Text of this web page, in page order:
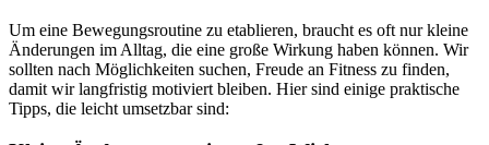
Um eine Bewegungsroutine zu etablieren, braucht es oft nur kleine
Änderungen im Alltag, die eine große Wirkung haben können. Wir
sollten nach Möglichkeiten suchen, Freude an Fitness zu finden,
damit wir langfristig motiviert bleiben. Hier sind einige praktische
Tipps, die leicht umsetzbar sind: